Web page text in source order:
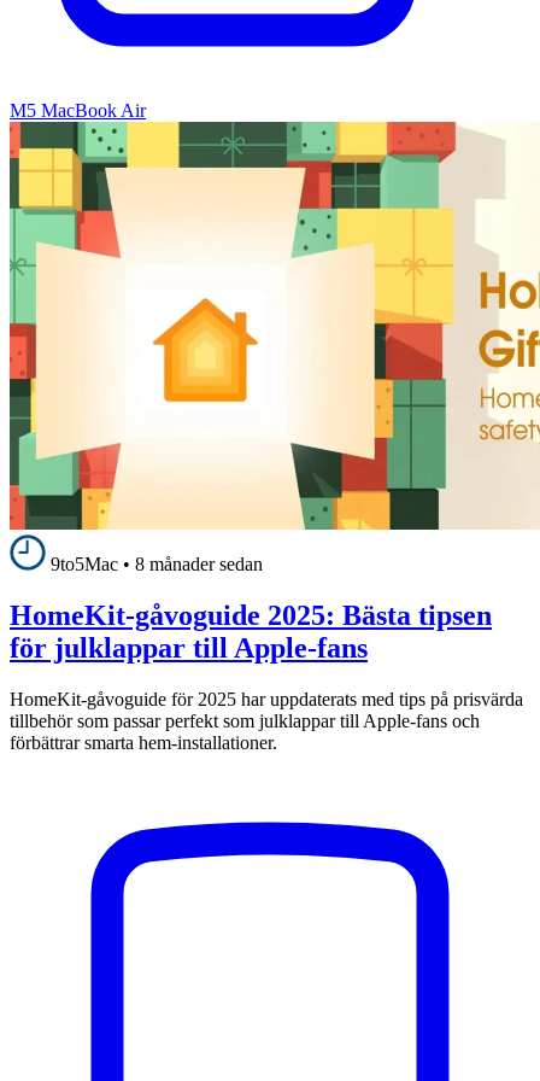
M5 MacBook Air
9to5Mac • 8 månader sedan
HomeKit-gåvoguide 2025: Bästa tipsen
för julklappar till Apple-fans
HomeKit-gåvoguide för 2025 har uppdaterats med tips på prisvärda
tillbehör som passar perfekt som julklappar till Apple-fans och
förbättrar smarta hem-installationer.